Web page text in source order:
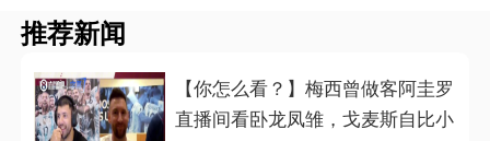
推荐新闻
【你怎么看？】梅西曾做客阿圭罗
直播间看卧龙凤雏，戈麦斯自比小